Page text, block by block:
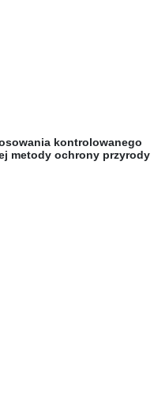
kontrolowanego
metody ochrony przyrody